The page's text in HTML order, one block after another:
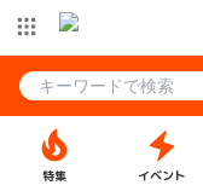
特集 イベント